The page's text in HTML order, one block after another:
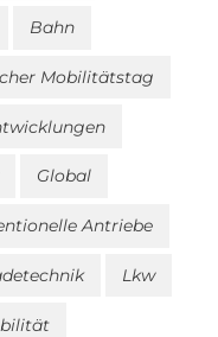
Bahn
Mobilitätstag
Global
Antriebe
Lkw